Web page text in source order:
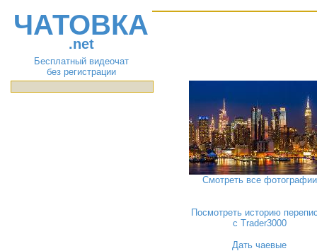
ЧАТОВКА
.net
Бесплатный видеочат
без регистрации
Смотреть все фотографии
Посмотреть историю
с Trader3000
Дать чаевые